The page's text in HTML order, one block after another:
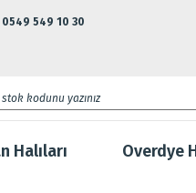
549 10 30
Halıları Overdye